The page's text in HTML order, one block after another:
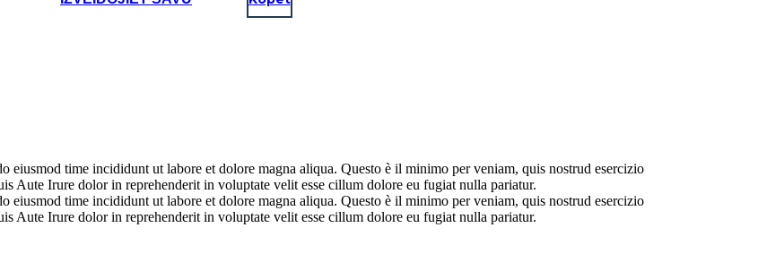
eiusmod time incididunt ut labore et dolore magna aliqua. Questo è il minimo per veniam, quis nostrud esercizio
Aute Irure dolor in reprehenderit in voluptate velit esse cillum dolore eu fugiat nulla pariatur.
eiusmod time incididunt ut labore et dolore magna aliqua. Questo è il minimo per veniam, quis nostrud esercizio
Aute Irure dolor in reprehenderit in voluptate velit esse cillum dolore eu fugiat nulla pariatur.